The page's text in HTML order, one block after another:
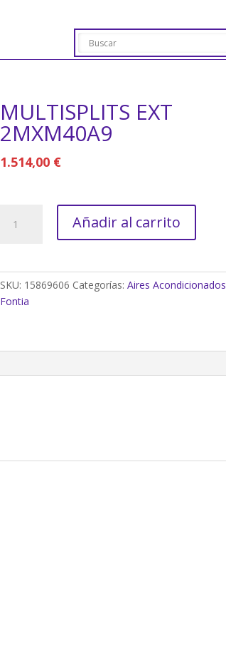
MULTISPLITS EXT
2MXM40A9
1.514,00 €
EXT
Añadir al carrito
SKU: 15869606 Categorías: Aires Acondicionados
Fontia